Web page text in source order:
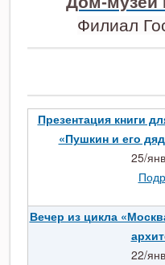
Филиал
Презентация книги
«Пушкин и его
25/
Вечер из цикла
22/